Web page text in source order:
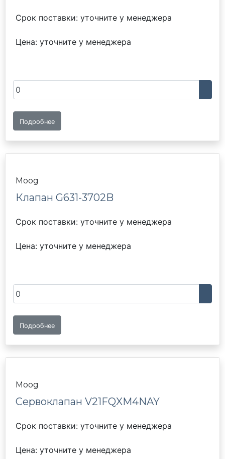
Срок поставки: уточните у менеджера
Цена: уточните у менеджера
Подробнее
Moog
Клапан G631-3702B
Срок поставки: уточните у менеджера
Цена: уточните у менеджера
Подробнее
Moog
Сервоклапан V21FQXM4NAY
Срок поставки: уточните у менеджера
Цена: уточните у менеджера